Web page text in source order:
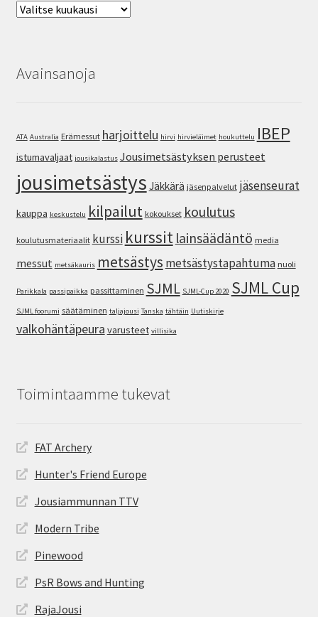
Arkisto
Avainsanoja
ATA Australia Erämessut harjoittelu hirvi hirvieläimet houkuttelu IBEP
istumavaljaat jousikalastus Jousimetsästyksen perusteet
jousimetsästys Jäkkärä jäsenpalvelut jäsenseurat
kauppa keskustelu kilpailut kokoukset koulutus
koulutusmateriaalit kurssi kurssit lainsäädäntö media
messut metsäkauris metsästys metsästystapahtuma nuoli
Parikkala passipaikka passittaminen SJML SJML-Cup 2020 SJML Cup
SJML foorumi säätäminen taljajousi Tanska tähtäin Uutiskirje
valkohäntäpeura varusteet villisika
Toimintaamme tukevat
FAT Archery
Hunter's Friend Europe
Jousiammunnan TTV
Modern Tribe
Pinewood
PsR Bows and Hunting
RajaJousi